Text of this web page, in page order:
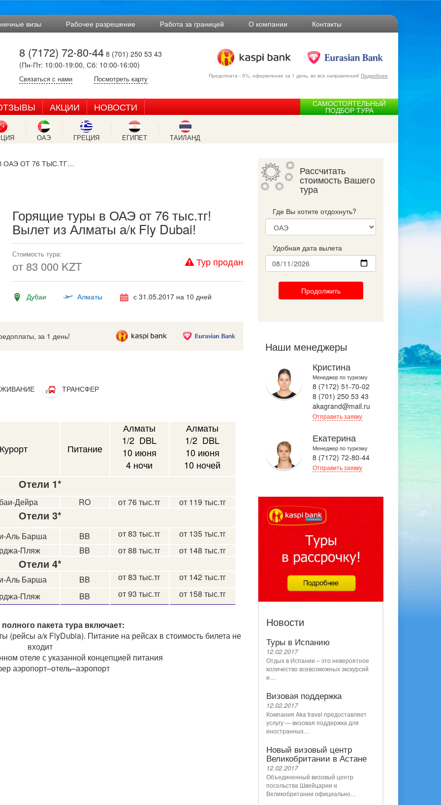
визы Рабочее разрешение Работа за границей О компании Контакты
8 (7172) 72-80-44 8 (701) 250 53 43
(Пн-Пт: 10:00-19:00, Сб: 10:00-16:00)
Связаться с нами Посмотреть карту Предоплата - 0%, оформление за 1 день, во все направления! Подробнее
АКЦИИ НОВОСТИ САМОСТОЯТЕЛЬНЫЙ
ПОДБОР ТУРА
ОАЭ ГРЕЦИЯ ЕГИПЕТ ТАИЛАНД
ОАЭ ОТ 76 ТЫС.ТГ…
Горящие туры в ОАЭ от 76 тыс.тг!
Вылет из Алматы а/к Fly Dubai!
Стоимость тура:
от 83 000 KZT Тур продан
Дубаи Алматы с 31.05.2017 на 10 дней
за 1 день!
ТРАНСФЕР
Курорт Питание
Алматы
1/2 DBL
10 июня
4 ночи
Алматы
1/2 DBL
10 июня
10 ночей
Отели 1*
Дейра RO от 76 тыс.тг от 119 тыс.тг
Отели 3*
Аль Барша BB от 83 тыс.тг
от 135 тыс.тг
Пляж BB от 88 тыс.тг от 148 тыс.тг
Отели 4*
Аль Барша BB от 83 тыс.тг
от 142 тыс.тг
Пляж BB от 93 тыс.тг от 158 тыс.тг
пакета тура включает:
а/к FlyDubia). Питание на рейсах в стоимость билета не
входит
отеле с указанной концепцией питания
аэропорт–отель–аэропорт
Рассчитать
стоимость Вашего
тура
Где Вы хотите отдохнуть?
Удобная дата вылета
Продолжить
Наши менеджеры
Кристина
Менеджер по туризму
8 (7172) 51-70-02
8 (701) 250 53 43
akagrand@mail.ru
Отправить заявку
Екатерина
Менеджер по туризму
8 (7172) 72-80-44
Отправить заявку
Новости
Туры в Испанию
12.02.2017
Отдых в Испании – это невероятное
количество всевозможных экскурсий
и…
Визовая поддержка
12.02.2017
Компания Aka travel предоставляет
услугу — визовая поддержка для
иностранных…
Новый визовый центр
Великобритании в Астане
12.02.2017
Объединенный визовый центр
посольства Швейцарии и
Великобритании официально…